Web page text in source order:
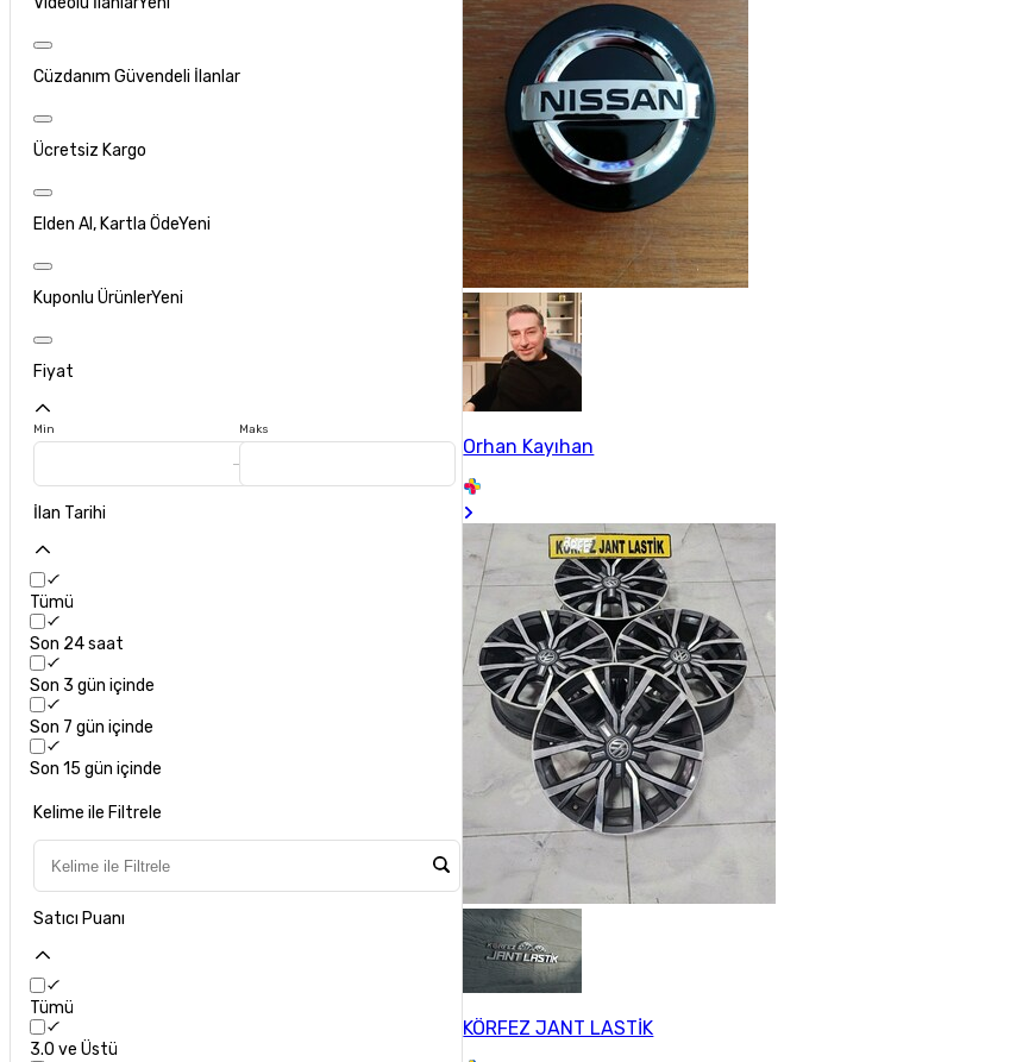
Cüzdanım Güvendeli İlanlar
Ücretsiz Kargo
Elden Al, Kartla ÖdeYeni
Kuponlu ÜrünlerYeni
Fiyat
Min Maks
İlan Tarihi
Tümü
Son 24 saat
Son 3 gün içinde
Son 7 gün içinde
Son 15 gün içinde
Kelime ile Filtrele
Satıcı Puanı
Tümü
3.0 ve Üstü
Orhan Kayıhan
KÖRFEZ JANT LASTİK